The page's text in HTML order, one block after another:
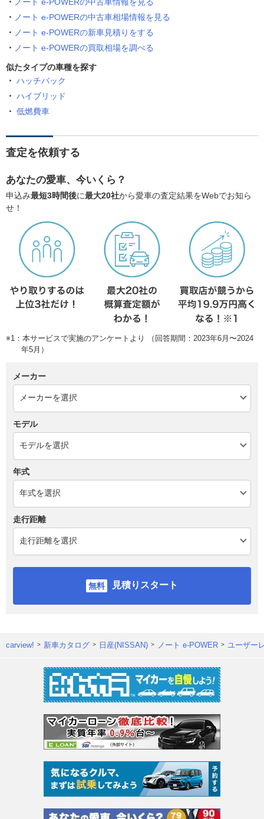
ノート e-POWERの中古車相場情報を見る
ノート e-POWERの新車見積りをする
ノート e-POWERの買取相場を調べる
似たタイプの車種を探す
ハッチバック
ハイブリッド
低燃費車
査定を依頼する
あなたの愛車、今いくら？
申込み最短3時間後に最大20社から愛車の査定結果をWebでお知ら
せ！
※1：本サービスで実施のアンケートより （回答期間：2023年6月〜2024
年5月）
メーカー
モデル
年式
走行距離
見積りスタート
carview! 新車カタログ 日産(NISSAN) ノート e-POWER ユーザー